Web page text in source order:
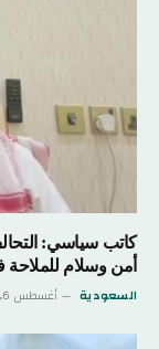
كاتب سياسي:
أمن وسلام للملاحة
السعودية أغسطس 6, 2026